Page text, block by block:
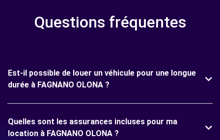
Questions fréquentes
Est-il possible de louer un véhicule pour une longue
durée à FAGNANO OLONA ?
Quelles sont les assurances incluses pour ma
location à FAGNANO OLONA ?